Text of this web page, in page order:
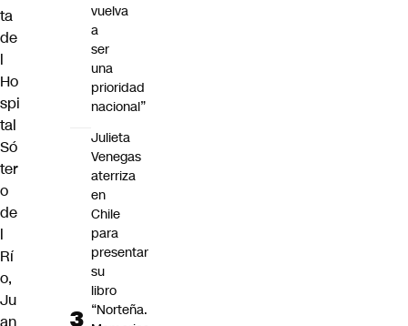
ta
de
l
Ho
spi
tal
Só
ter
o
de
l
Rí
o,
Ju
vuelva
a
ser
una
prioridad
nacional”
Julieta
Venegas
aterriza
en
Chile
para
presentar
su
libro
“Norteña.